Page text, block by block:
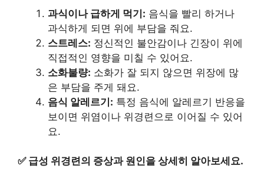
과식이나 급하게 먹기: 음식을 빨리 하거나
과식하게 되면 위에 부담을 줘요.
스트레스: 정신적인 불안감이나 긴장이 위에
직접적인 영향을 미칠 수 있어요.
소화불량: 소화가 잘 되지 않으면 위장에 많
은 부담을 주게 돼요.
음식 알레르기: 특정 음식에 알레르기 반응을
보이면 위염이나 위경련으로 이어질 수 있어
요.
✅ 급성 위경련의 증상과 원인을 상세히 알아보세요.